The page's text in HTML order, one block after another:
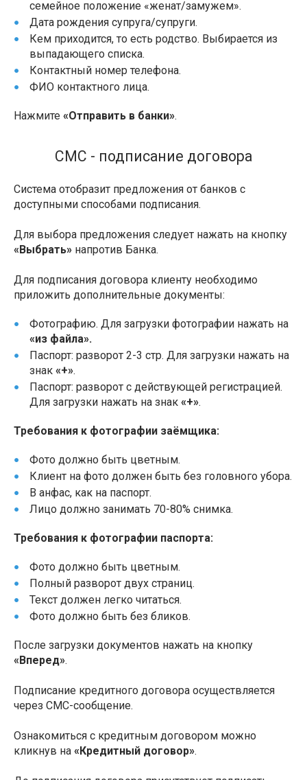
семейное положение «женат/замужем».
Дата рождения супруга/супруги.
Кем приходится, то есть родство. Выбирается из
выпадающего списка.
Контактный номер телефона.
ФИО контактного лица.
Нажмите «Отправить в банки».
СМС - подписание договора
Система отобразит предложения от банков с
доступными способами подписания.
Для выбора предложения следует нажать на кнопку
«Выбрать» напротив Банка.
Для подписания договора клиенту необходимо
приложить дополнительные документы:
Фотографию. Для загрузки фотографии нажать на
«из файла».
Паспорт: разворот 2-3 стр. Для загрузки нажать на
знак «+».
Паспорт: разворот с действующей регистрацией.
Для загрузки нажать на знак «+».
Требования к фотографии заёмщика:
Фото должно быть цветным.
Клиент на фото должен быть без головного убора.
В анфас, как на паспорт.
Лицо должно занимать 70-80% снимка.
Требования к фотографии паспорта:
Фото должно быть цветным.
Полный разворот двух страниц.
Текст должен легко читаться.
Фото должно быть без бликов.
После загрузки документов нажать на кнопку
«Вперед».
Подписание кредитного договора осуществляется
через СМС-сообщение.
Ознакомиться с кредитным договором можно
кликнув на «Кредитный договор».